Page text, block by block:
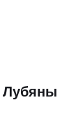
Лубяны